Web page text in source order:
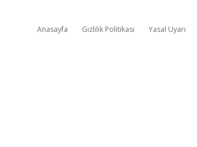
Anasayfa Gizlilik Politikası Yasal Uyarı